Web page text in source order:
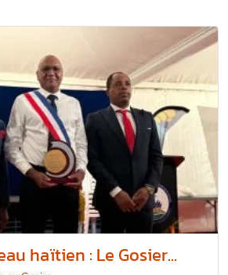
haïtien : Le Gosier...